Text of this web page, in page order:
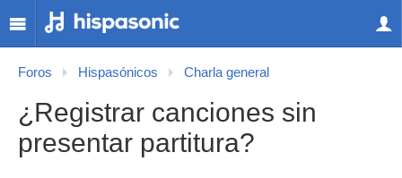
Foros Hispasónicos Charla general
¿Registrar canciones sin
presentar partitura?